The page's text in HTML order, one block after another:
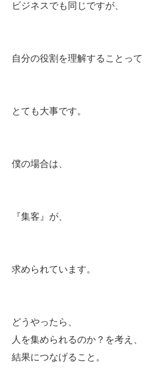
ビジネスでも同じですが、
自分の役割を理解することって
とても大事です。
僕の場合は、
『集客』が、
求められています。
どうやったら、
人を集められるのか？を考え、
結果につなげること。